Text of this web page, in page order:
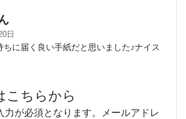
日
ちに届く良い手紙だと思いました♪ナイス
こちらから
力が必須となります。メールアドレ